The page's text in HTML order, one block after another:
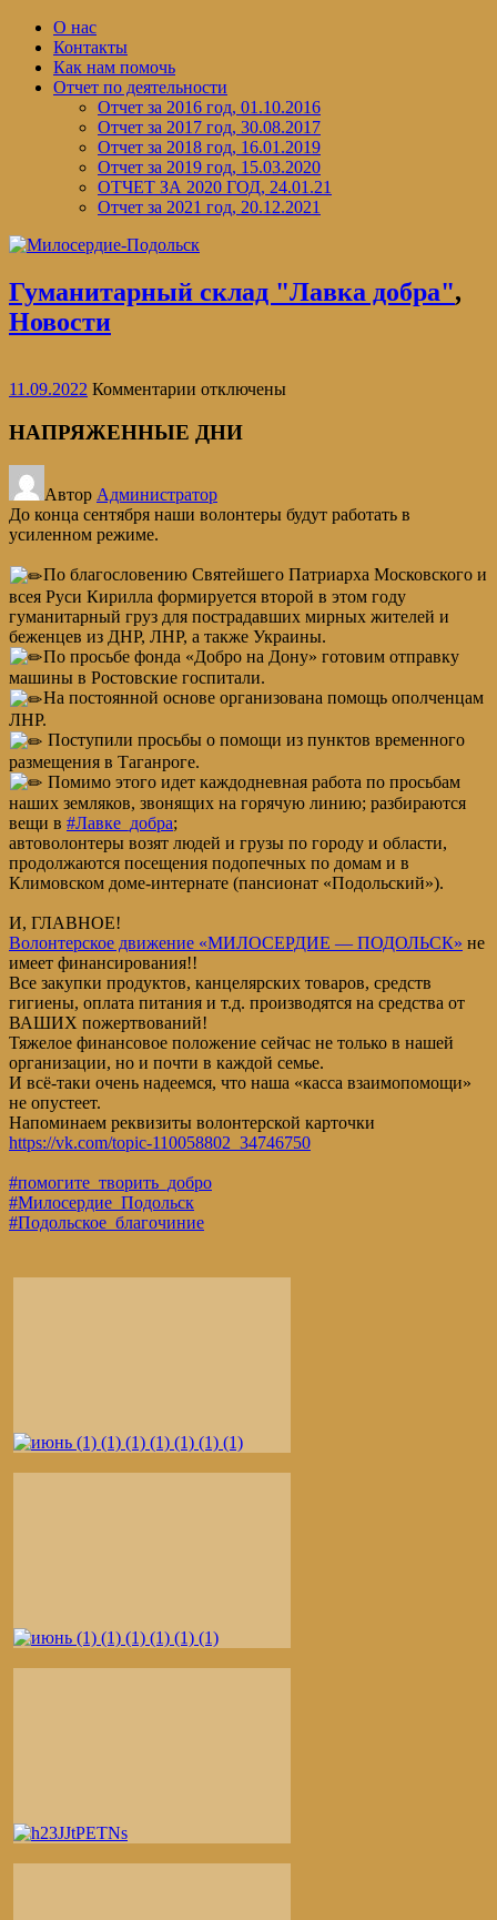
Перейти
содержимому
О нас
Контакты
Как нам помочь
Отчет по деятельности
Отчет за 2016 год, 01.10.2016
Отчет за 2017 год, 30.08.2017
Отчет за 2018 год, 16.01.2019
Отчет за 2019 год, 15.03.2020
ОТЧЕТ ЗА 2020 ГОД, 24.01.21
Отчет за 2021 год, 20.12.2021
Гуманитарный склад "Лавка добра",
Новости
11.09.2022 Комментарии к
НАПРЯЖЕННЫЕ
ДНИ
отключены
НАПРЯЖЕННЫЕ ДНИ
Автор Администратор
До конца сентября наши волонтеры будут работать в
усиленном режиме.
По благословению Святейшего Патриарха Московского и
всея Руси Кирилла формируется второй в этом году
гуманитарный груз для пострадавших мирных жителей и
беженцев из ДНР, ЛНР, а также Украины.
По просьбе фонда «Добро на Дону» готовим отправку
машины в Ростовские госпитали.
На постоянной основе организована помощь ополченцам
ЛНР.
Поступили просьбы о помощи из пунктов временного
размещения в Таганроге.
Помимо этого идет каждодневная работа по просьбам
наших земляков, звонящих на горячую линию; разбираются
вещи в #Лавке_добра;
автоволонтеры возят людей и грузы по городу и области,
продолжаются посещения подопечных по домам и в
Климовском доме-интернате (пансионат «Подольский»).
И, ГЛАВНОЕ!
Волонтерское движение «МИЛОСЕРДИЕ — ПОДОЛЬСК» не
имеет финансирования!!
Все закупки продуктов, канцелярских товаров, средств
гигиены, оплата питания и т.д. производятся на средства от
ВАШИХ пожертвований!
Тяжелое финансовое положение сейчас не только в нашей
организации, но и почти в каждой семье.
И всё-таки очень надеемся, что наша «касса взаимопомощи»
не опустеет.
Напоминаем реквизиты волонтерской карточки
https://vk.com/topic-110058802_34746750
#помогите_творить_добро
#Милосердие_Подольск
#Подольское_благочиние